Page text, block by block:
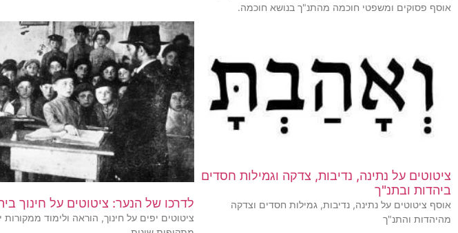
אוסף פסוקים ומשפטי חוכמה מהתנ"ך בנושא חוכמה.
ציטוטים על נתינה, נדיבות, צדקה וגמילות חסדים
ביהדות ובתנ"ך
אוסף ציטוטים על נתינה, נדיבות, גמילות חסדים וצדקה
מהיהדות והתנ"ך
לדרכו של הנער: ציטוטים על חינוך
ציטוטים יפים על חינוך, הוראה ולימוד ממקורות